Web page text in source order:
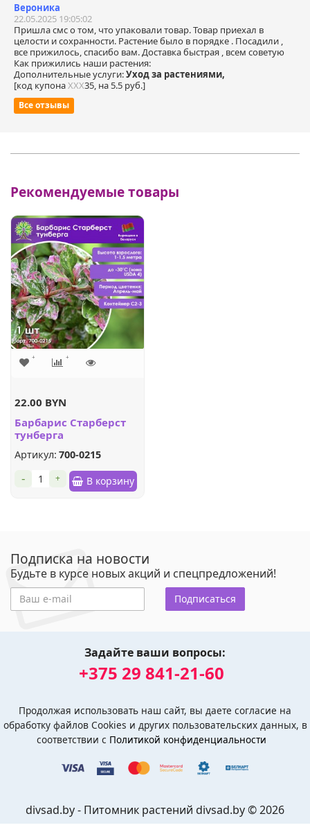
Вероника
22.05.2025 19:05:02
Пришла смс о том, что упаковали товар. Товар приехал в
целости и сохранности. Растение было в порядке . Посадили ,
все прижилось, спасибо вам. Доставка быстрая , всем советую
Как прижились наши растения:
Дополнительные услуги:Уход за растениями,
[код купонаХХХ35, на 5.5 руб.]
Все отзывы
Рекомендуемые товары
22.00 BYN
Барбарис Старберст
тунберга
Артикул: 700-0215
+
- В корзину
Подписка на новости
Будьте в курсе новых акций и спецпредложений!
Подписаться
Задайте ваши вопросы:
+375 29 841-21-60
Продолжая использовать наш сайт, вы даете согласие на
обработку файлов Cookies и других пользовательских данных, в
соответствии с Политикой конфиденциальности
divsad.by - Питомник растений divsad.by © 2026